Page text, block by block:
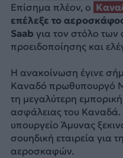
Επίσημα πλέον, ο
επέλεξε το
Saab για τον στόλο
προειδοποίησης και
Η ανακοίνωση έγινε
Καναδό πρωθυπουργό
τη μεγαλύτερη
ασφάλειας του Καναδά.
υπουργείο Άμυνας
σουηδική εταιρεία για
αεροσκαφών.